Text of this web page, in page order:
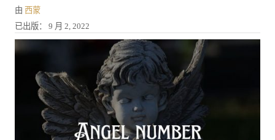
由 作
者
西蒙
发
表
于
已出版： 9 月 2, 2022